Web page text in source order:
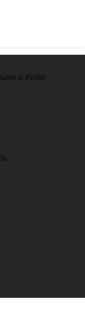
di Profil)